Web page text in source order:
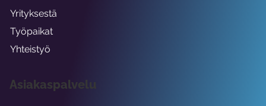
Asiakaspalvelu
Yrityksestä
Työpaikat
Yhteistyö